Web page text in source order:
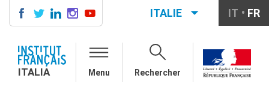
COURS DE FRANÇAIS
ITALIE IT FR
ITALIA Menu Rechercher